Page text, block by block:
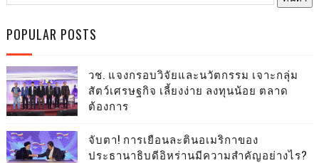
POPULAR POSTS
วช. แจงกรอบวิจัยและนวัตกรรม เจาะกลุ่ม
สัตว์เศรษฐกิจ เลี้ยงง่าย ลงทุนน้อย ตลาด
ต้องการ
จับตา! การเยือนละตินอเมริกาของ
ประธานาธิบดีอิหร่านมีความสำคัญอย่างไร?